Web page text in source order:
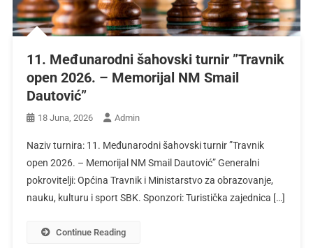
11. Međunarodni šahovski turnir ”Travnik
open 2026. – Memorijal NM Smail
Dautović”
18 Juna, 2026 Admin
Naziv turnira: 11. Međunarodni šahovski turnir ”Travnik
open 2026. – Memorijal NM Smail Dautović” Generalni
pokrovitelji: Općina Travnik i Ministarstvo za obrazovanje,
nauku, kulturu i sport SBK. Sponzori: Turistička zajednica […]
Continue Reading